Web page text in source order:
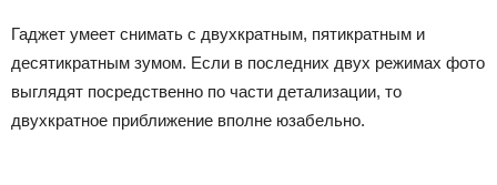
Гаджет умеет снимать с двухкратным, пятикратным и
десятикратным зумом. Если в последних двух режимах фото
выглядят посредственно по части детализации, то
двухкратное приближение вполне юзабельно.